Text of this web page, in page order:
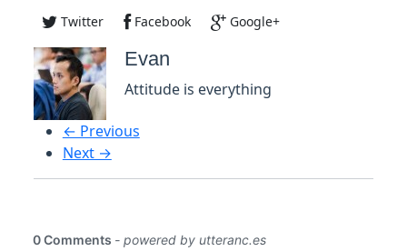
Twitter Facebook Google+
Evan
Attitude is everything
← Previous
Next →